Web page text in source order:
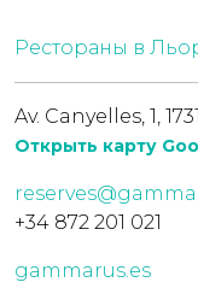
Рестораны в
Av. Canyelles, 1,
Открыть карту
+34 872 201 021
gammarus.es